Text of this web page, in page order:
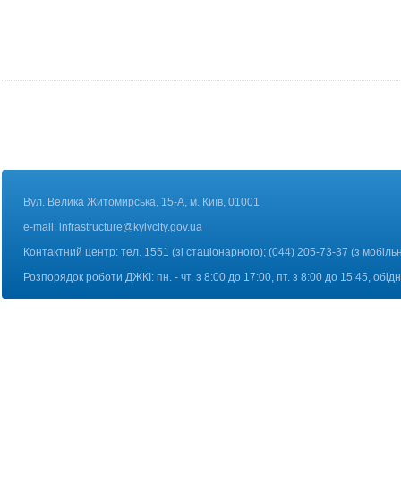
Вул. Велика Житомирська, 15-А, м. Київ, 01001
e-mail: infrastructure@kyivcity.gov.ua
Контактний центр: тел. 1551 (зі стаціонарного); (044) 205-73-37 (з
Розпорядок роботи ДЖКІ: пн. - чт. з 8:00 до 17:00, пт. з 8:00 до 15:45,